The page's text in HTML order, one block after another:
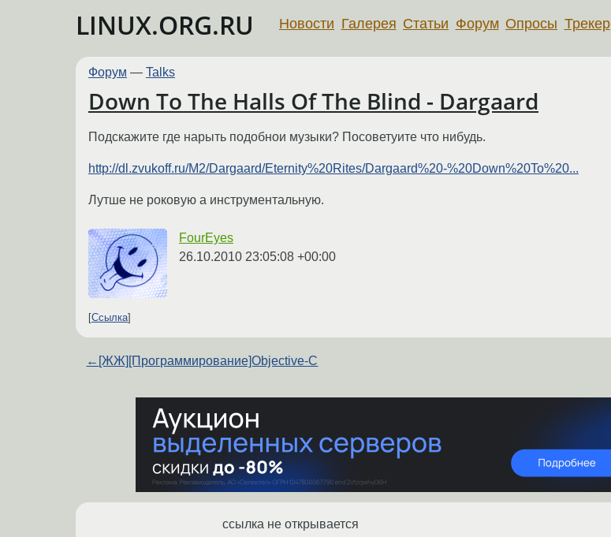
LINUX.ORG.RU Новости Галерея Статьи Форум Опросы Трекер
Форум — Talks
Down To The Halls Of The Blind - Dargaard
Подскажите где нарыть подобнои музыки? Посоветуите что нибудь.
http://dl.zvukoff.ru/M2/Dargaard/Eternity%20Rites/Dargaard%20-%20Down%20To%20...
Лутше не роковую а инструментальную.
FourEyes
26.10.2010 23:05:08 +00:00
Ссылка
← [ЖЖ][Программирование]Objective-C
ссылка не открывается